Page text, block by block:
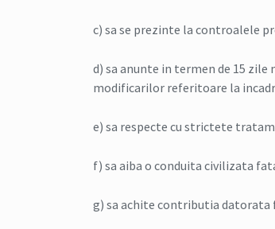
c) sa se prezinte la controalele
d) sa anunte in termen de 15
modificarilor referitoare la
e) sa respecte cu strictete
f) sa aiba o conduita civilizata
g) sa achite contributia